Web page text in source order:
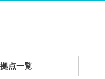
拠点一覧